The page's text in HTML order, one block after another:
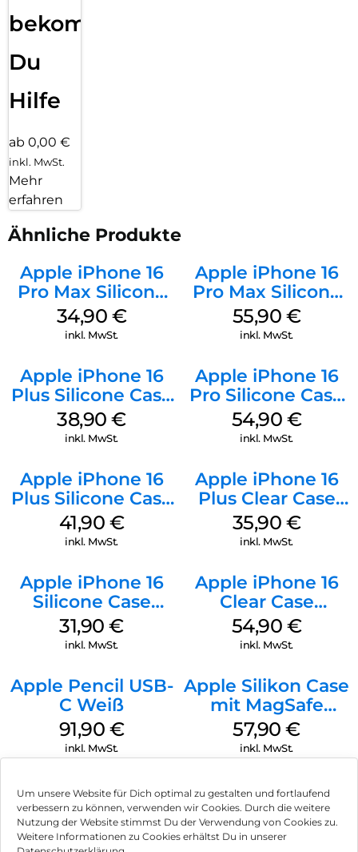
Um unsere Website für Dich optimal zu gestalten und fortlaufend
verbessern zu können, verwenden wir Cookies. Durch die weitere
Nutzung der Website stimmst Du der Verwendung von Cookies zu.
Weitere Informationen zu Cookies erhältst Du in unserer
bekommst
Du
Hilfe
ab 0,00 €
inkl. MwSt.
Mehr
erfahren
Ähnliche Produkte
Apple iPhone 16
Pro Max Silicone
Case MagSafe
Denim
34,90 €
inkl. MwSt.
Apple iPhone 16
Pro Max Silicone
Case MagSafe
Stone Gray
55,90 €
inkl. MwSt.
Apple iPhone 16
Plus Silicone Case
MagSafe Denim
38,90€
inkl. MwSt.
Apple iPhone 16
Pro Silicone Case
MagSafe Black
54,90 €
inkl. MwSt.
Apple iPhone 16
Plus Silicone Case
MagSafe Stone
Gray
41,90 €
inkl. MwSt.
Apple iPhone 16
Plus Clear Case
MagSafe
Transparent
35,90 €
inkl. MwSt.
Apple iPhone 16
Silicone Case
MagSafe Fuchsia
31,90€
inkl. MwSt.
Apple iPhone 16
Clear Case
MagSafe
Transparent
54,90 €
inkl. MwSt.
Apple Pencil USB-
C Weiß
91,90 €
inkl. MwSt.
Apple Silikon Case
mit MagSafe
iPhone 14 Pro
(PRODUCT)RED
57,90€
inkl. MwSt.
Impressum